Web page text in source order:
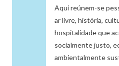
Aqui reúnem-se
ar livre, história,
hospitalidade que
socialmente justo,
ambientalmente